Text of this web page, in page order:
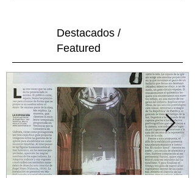
Destacados /
Featured